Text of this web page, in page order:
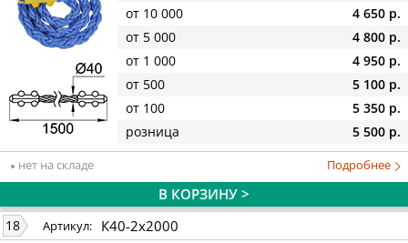
от 10 000
4 650 р.
от 5 000
4 800 р.
от 1 000
4 950 р.
от 500
5 100 р.
от 100
5 350 р.
розница
5 500 р.
нет на складе Подробнее
В КОРЗИНУ >
18 Артикул: К40-2х2000